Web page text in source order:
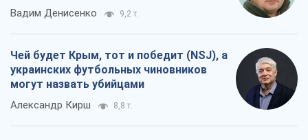
Вадим Денисенко 9,2 т.
Чей будет Крым, тот и победит (NSJ), а
украинских футбольных чиновников
могут назвать убийцами
Александр Кирш 8,8 т.